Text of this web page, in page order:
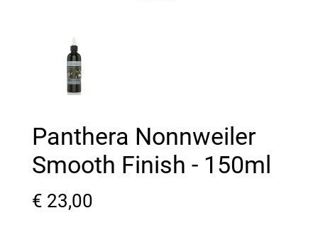
Panthera Nonnweiler
Smooth Finish - 150ml
€ 23,00